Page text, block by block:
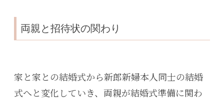
両親と招待状の関わり
家と家との結婚式から新郎新婦本人同士の結婚
式へと変化していき、両親が結婚式準備に関わ